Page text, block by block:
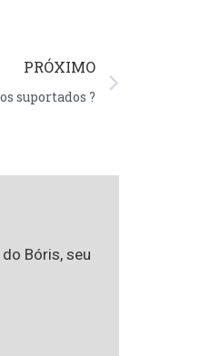
PRÓXIMO
suportados ?
Bóris, seu